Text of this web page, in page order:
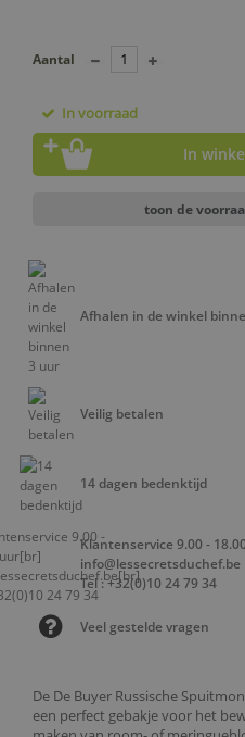
De De Buyer Russische
een perfect gebakje voor het
Aantal
In voorraad
In
toon de
Afhalen in de winkel
Veilig betalen
14 dagen bedenktijd
Klantenservice 9.00 -
info@lessecretsduchef.be
Tel : +32(0)10 24 79 34
Veel gestelde vragen